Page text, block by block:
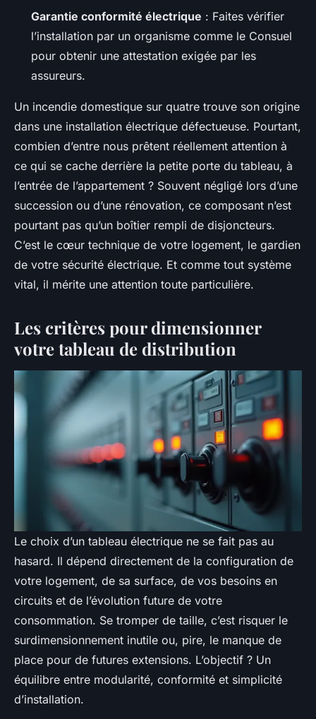
Garantie conformité électrique : Faites vérifier
l’installation par un organisme comme le Consuel
pour obtenir une attestation exigée par les
assureurs.
Un incendie domestique sur quatre trouve son origine
dans une installation électrique défectueuse. Pourtant,
combien d’entre nous prêtent réellement attention à
ce qui se cache derrière la petite porte du tableau, à
l’entrée de l’appartement ? Souvent négligé lors d’une
succession ou d’une rénovation, ce composant n’est
pourtant pas qu’un boîtier rempli de disjoncteurs.
C’est le cœur technique de votre logement, le gardien
de votre sécurité électrique. Et comme tout système
vital, il mérite une attention toute particulière.
Les critères pour dimensionner
votre tableau de distribution
Le choix d’un tableau électrique ne se fait pas au
hasard. Il dépend directement de la configuration de
votre logement, de sa surface, de vos besoins en
circuits et de l’évolution future de votre
consommation. Se tromper de taille, c’est risquer le
surdimensionnement inutile ou, pire, le manque de
place pour de futures extensions. L’objectif ? Un
équilibre entre modularité, conformité et simplicité
d’installation.